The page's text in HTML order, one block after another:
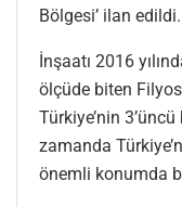
Bölgesi’ ilan edildi.
İnşaatı 2016
ölçüde biten
Türkiye’nin
zamanda
önemli konumda